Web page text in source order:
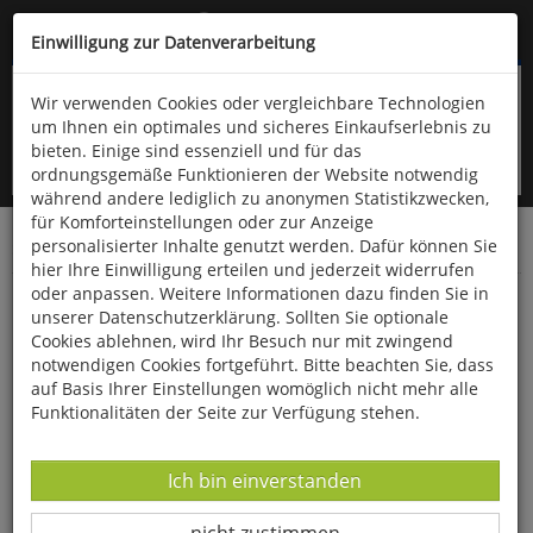
Kompletten Head der Seite überspringen
oder (06766) 9323-960
Startseite Bücher Geschichte Diverses
Beklaute Frauen
Einwilligung zur Datenverarbeitung
Wir verwenden Cookies oder vergleichbare Technologien
um Ihnen ein optimales und sicheres Einkaufserlebnis zu
bieten. Einige sind essenziell und für das
ordnungsgemäße Funktionieren der Website notwendig
während andere lediglich zu anonymen Statistikzwecken,
für Komforteinstellungen oder zur Anzeige
personalisierter Inhalte genutzt werden. Dafür können Sie
hier Ihre Einwilligung erteilen und jederzeit widerrufen
oder anpassen. Weitere Informationen dazu finden Sie in
unserer Datenschutzerklärung. Sollten Sie optionale
Cookies ablehnen, wird Ihr Besuch nur mit zwingend
notwendigen Cookies fortgeführt. Bitte beachten Sie, dass
auf Basis Ihrer Einstellungen womöglich nicht mehr alle
Funktionalitäten der Seite zur Verfügung stehen.
Datenverarbeitung -
Ich bin einverstanden